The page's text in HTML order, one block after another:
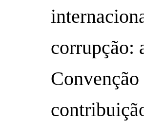
corrupção: